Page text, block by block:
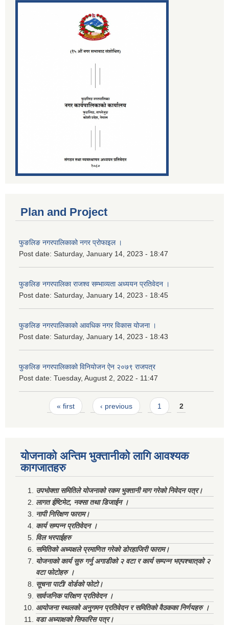
Plan and Project
फुङलिङ नगरपालिकाको नगर प्रोफाइल ।
Post date: Saturday, January 14, 2023 - 18:47
फुङलिङ नगरपालिका राजश्व सम्भाव्यता अध्ययन प्रतिवेदन ।
Post date: Saturday, January 14, 2023 - 18:45
फुङलिङ नगरपालिकाको आवधिक नगर विकास योजना ।
Post date: Saturday, January 14, 2023 - 18:43
फुङलिङ नगरपालिकाको विनियोजन ऐन २०७९ राजपत्र
Post date: Tuesday, August 2, 2022 - 11:47
Pages« first ‹ previous 1 2
योजनाको अन्तिम भुक्तानीको लागि आवश्यक
कागजातहरु
उपभोक्ता समितिले योजनाको रकम भुक्तानी माग गरेको निवेदन पत्र।
लागत ईष्टिमेट, नक्सा तथा डिजाईन ।
नापी निरिक्षण फाराम।
कार्य सम्पन्न प्रतिवेदन ।
विल भरपाईहरु
समितिको अध्यक्षले प्रमाणित गरेको डोरहाजिरी फाराम।
योजनाको कार्य सुरु गर्नु अगाडीको २ वटा र कार्य सम्पन्न भएपश्चात्‌को २
वटा फोटोहरु ।
सूचना पाटी/ वोर्डको फोटो।
सार्वजनिक परिक्षण प्रतिवेदन ।
आयोजना स्थलको अनुगमन प्रतिवेदन र समितिको वैठकका निर्णयहरु ।
वडा अध्याक्षको सिफारिस पत्र।